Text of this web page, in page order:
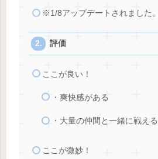
※1/8アップデートされました。
評価
ここが良い！
・爽快感がある
・大量の仲間と一緒に戦える
ここが微妙！